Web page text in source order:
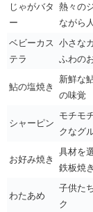
じゃがバタ
ー
熱々の
ながら
ベビーカス
テラ
小さな
ふわの
鮎の塩焼き
新鮮な
の味覚
シャーピン
モチモ
クなグ
お好み焼き
具材を
鉄板焼
わたあめ
子供た
ク